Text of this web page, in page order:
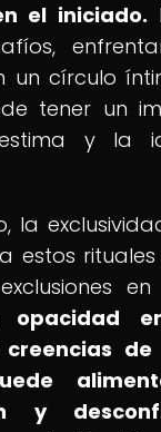
el iniciado.
un círculo
tener un
y la
la
estos
opacidad
de
y